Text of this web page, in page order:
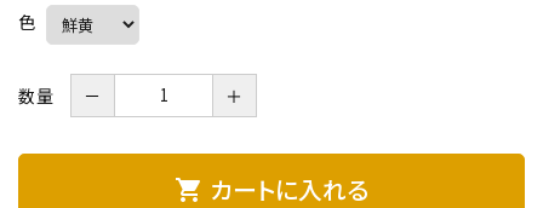
色
数量 － ＋
shopping_cart カートに入れる